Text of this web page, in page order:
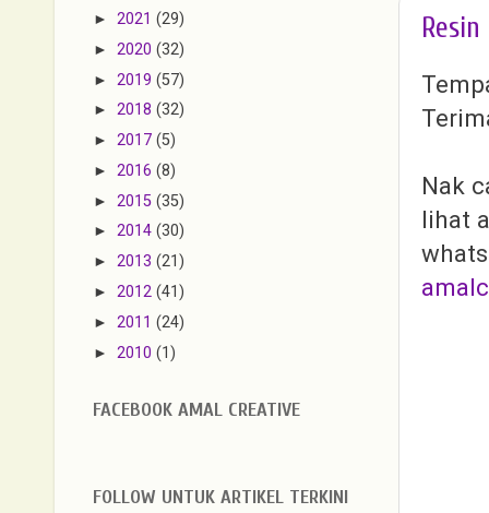
Nak
lihat
► 2021 (29)
► 2020 (32)
► 2019 (57)
► 2018 (32)
► 2017 (5)
► 2016 (8)
► 2015 (35)
► 2014 (30)
► 2013 (21)
► 2012 (41)
► 2011 (24)
► 2010 (1)
FACEBOOK AMAL CREATIVE
FOLLOW UNTUK ARTIKEL TERKINI